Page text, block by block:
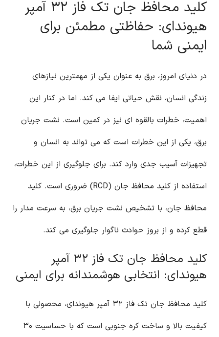
کلید محافظ جان تک فاز ۳۲ آمپر
هیوندای: حفاظتی مطمئن برای
ایمنی شما
در دنیای امروز، برق به عنوان یکی از مهمترین نیازهای
زندگی انسان، نقش حیاتی ایفا می کند. اما در کنار این
اهمیت، خطرات بالقوه ای نیز در کمین است. نشت جریان
برق، یکی از این خطرات است که می تواند به انسان و
تجهیزات آسیب جدی وارد کند. برای جلوگیری از این خطرات،
استفاده از کلید محافظ جان (RCD) ضروری است. کلید
محافظ جان، با تشخیص نشت جریان برق، به سرعت مدار را
قطع کرده و از بروز حوادث ناگوار جلوگیری می کند.
کلید محافظ جان تک فاز ۳۲ آمپر
هیوندای: انتخابی هوشمندانه برای ایمنی
کلید محافظ جان تک فاز ۳۲ آمپر هیوندای، محصولی با
کیفیت بالا و ساخت کره جنوبی است که با حساسیت ۳۰